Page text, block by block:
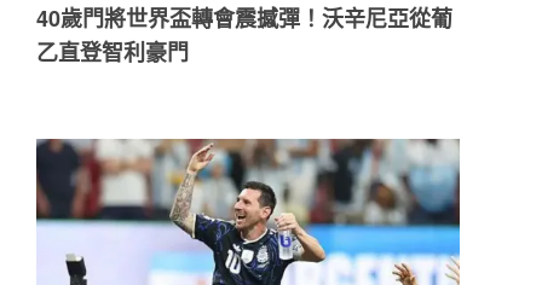
40歲門將世界盃轉會震撼彈！沃辛尼亞從葡
乙直登智利豪門